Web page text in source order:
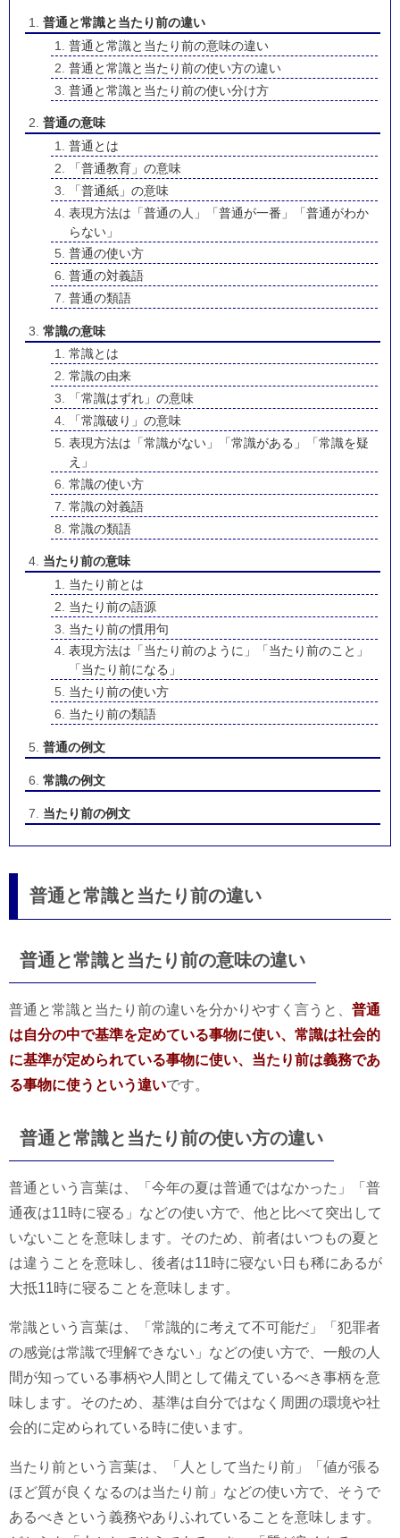
普通と常識と当たり前の違い
普通と常識と当たり前の意味の違い
普通と常識と当たり前の使い方の違い
普通と常識と当たり前の使い分け方
普通の意味
普通とは
「普通教育」の意味
「普通紙」の意味
表現方法は「普通の人」「普通が一番」「普通がわか
らない」
普通の使い方
普通の対義語
普通の類語
常識の意味
常識とは
常識の由来
「常識はずれ」の意味
「常識破り」の意味
表現方法は「常識がない」「常識がある」「常識を疑
え」
常識の使い方
常識の対義語
常識の類語
当たり前の意味
当たり前とは
当たり前の語源
当たり前の慣用句
表現方法は「当たり前のように」「当たり前のこと」
「当たり前になる」
当たり前の使い方
当たり前の類語
普通の例文
常識の例文
当たり前の例文
普通と常識と当たり前の違い
普通と常識と当たり前の意味の違い
普通と常識と当たり前の違いを分かりやすく言うと、 普通
は自分の中で基準を定めている事物に使い、常識は社会的
に基準が定められている事物に使い、当たり前は義務であ
る事物に使うという違いです。
普通と常識と当たり前の使い方の違い
普通という言葉は、「今年の夏は普通ではなかった」「普
通夜は11時に寝る」などの使い方で、他と比べて突出して
いないことを意味します。そのため、前者はいつもの夏と
は違うことを意味し、後者は11時に寝ない日も稀にあるが
大抵11時に寝ることを意味します。
常識という言葉は、「常識的に考えて不可能だ」「犯罪者
の感覚は常識で理解できない」などの使い方で、一般の人
間が知っている事柄や人間として備えているべき事柄を意
味します。そのため、基準は自分ではなく周囲の環境や社
会的に定められている時に使います。
当たり前という言葉は、「人として当たり前」「値が張る
ほど質が良くなるのは当たり前」などの使い方で、そうで
あるべきという義務やありふれていることを意味します。